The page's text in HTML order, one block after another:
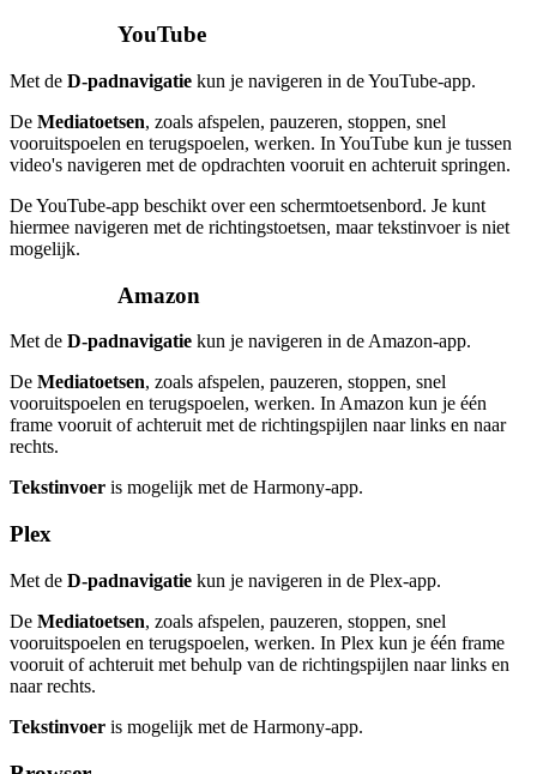
YouTube
Met de D-padnavigatie kun je navigeren in de YouTube-app.
De Mediatoetsen, zoals afspelen, pauzeren, stoppen, snel
vooruitspoelen en terugspoelen, werken. In YouTube kun je tussen
video's navigeren met de opdrachten vooruit en achteruit springen.
De YouTube-app beschikt over een schermtoetsenbord. Je kunt
hiermee navigeren met de richtingstoetsen, maar tekstinvoer is niet
mogelijk.
Amazon
Met de D-padnavigatie kun je navigeren in de Amazon-app.
De Mediatoetsen, zoals afspelen, pauzeren, stoppen, snel
vooruitspoelen en terugspoelen, werken. In Amazon kun je één
frame vooruit of achteruit met de richtingspijlen naar links en naar
rechts.
Tekstinvoer is mogelijk met de Harmony-app.
Plex
Met de D-padnavigatie kun je navigeren in de Plex-app.
De Mediatoetsen, zoals afspelen, pauzeren, stoppen, snel
vooruitspoelen en terugspoelen, werken. In Plex kun je één frame
vooruit of achteruit met behulp van de richtingspijlen naar links en
naar rechts.
Tekstinvoer is mogelijk met de Harmony-app.